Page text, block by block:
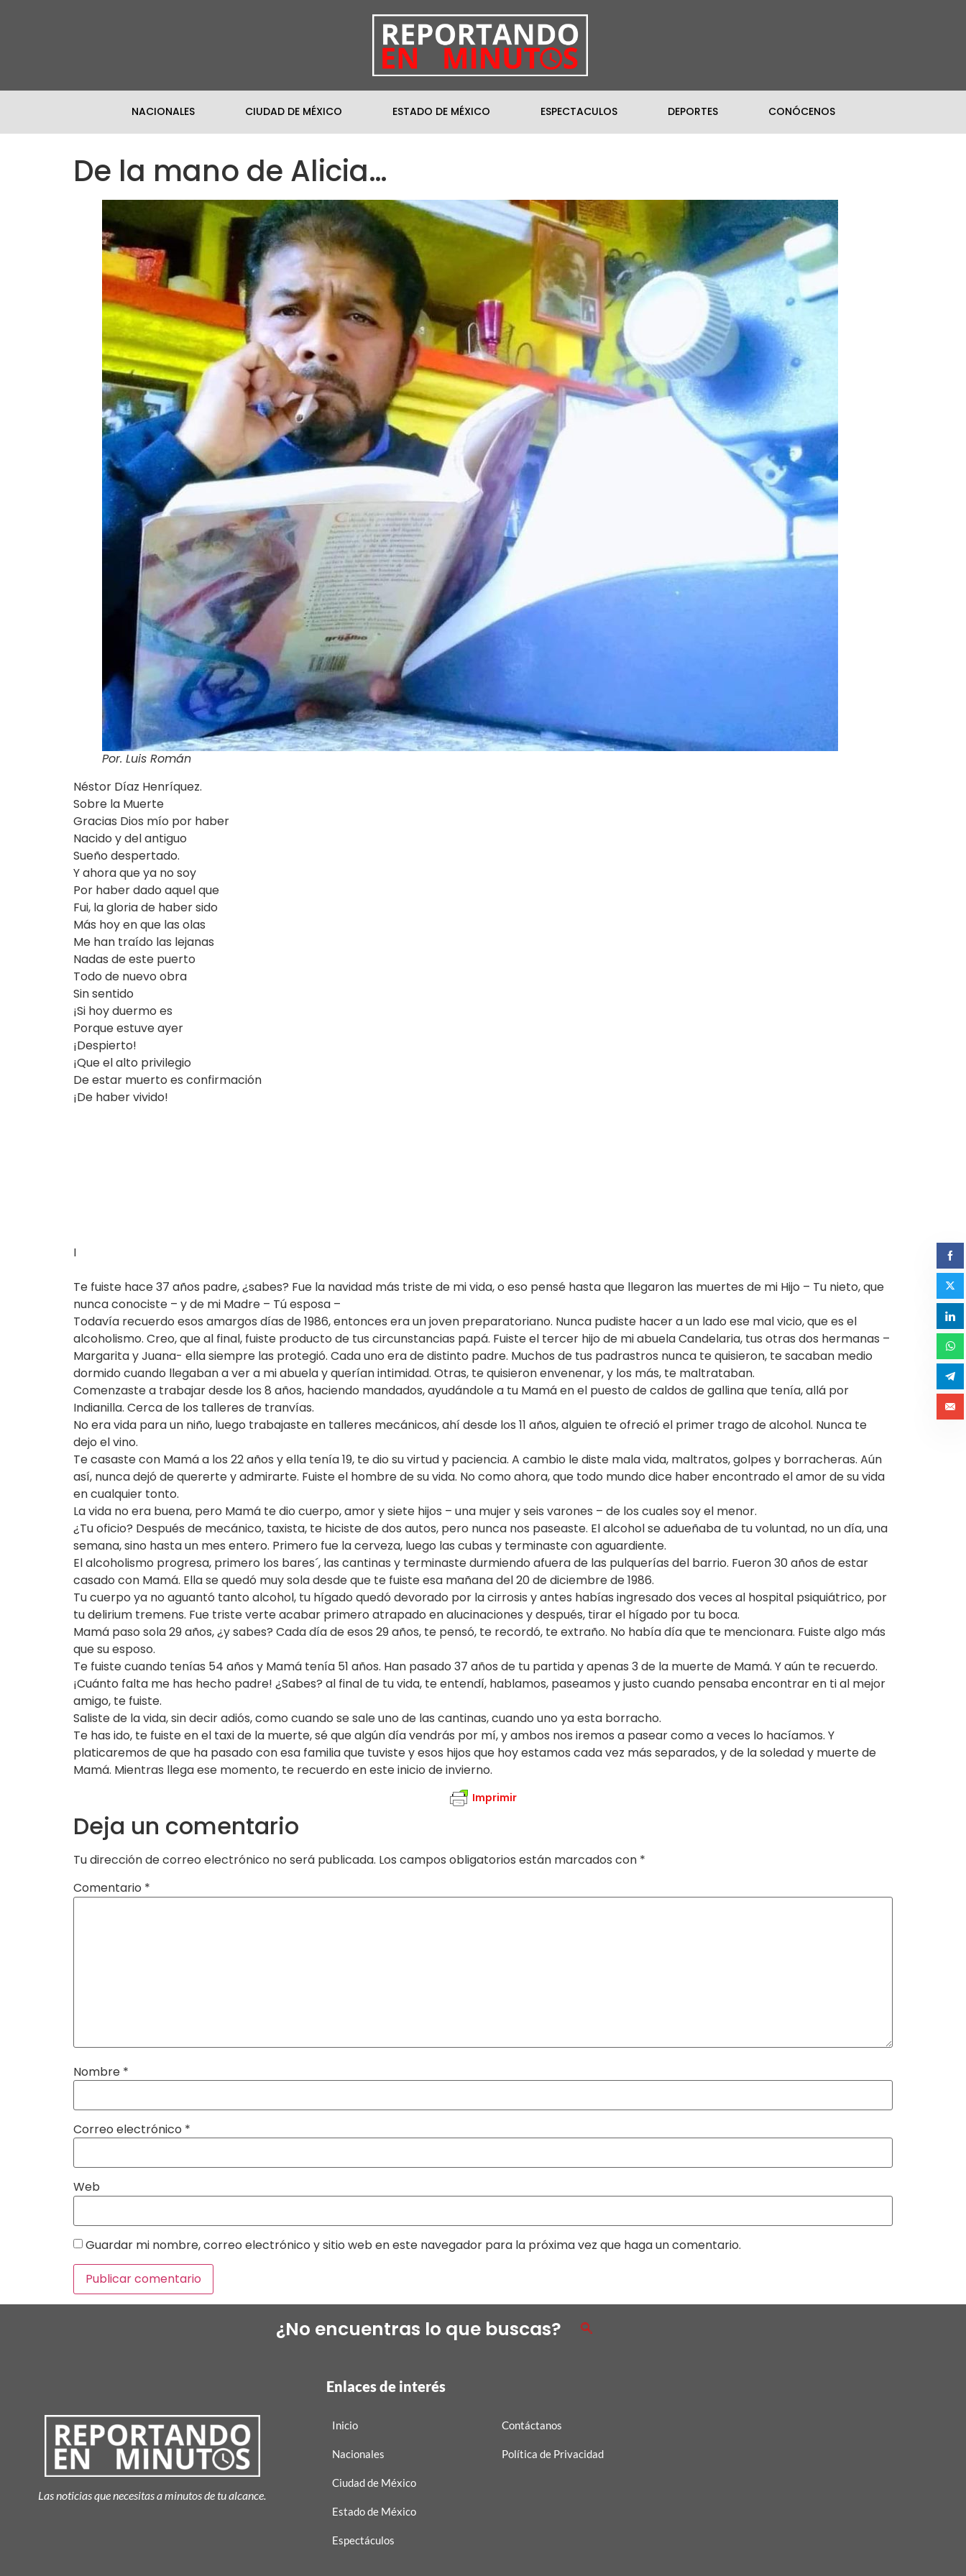
NACIONALES CIUDAD DE MÉXICO ESTADO DE MÉXICO ESPECTACULOS DEPORTES CONÓCENOS
De la mano de Alicia…
Por. Luis Román
Néstor Díaz Henríquez.
Sobre la Muerte
Gracias Dios mío por haber
Nacido y del antiguo
Sueño despertado.
Y ahora que ya no soy
Por haber dado aquel que
Fui, la gloria de haber sido
Más hoy en que las olas
Me han traído las lejanas
Nadas de este puerto
Todo de nuevo obra
Sin sentido
¡Si hoy duermo es
Porque estuve ayer
¡Despierto!
¡Que el alto privilegio
De estar muerto es confirmación
¡De haber vivido!
I
Te fuiste hace 37 años padre, ¿sabes? Fue la navidad más triste de mi vida, o eso pensé hasta que llegaron las muertes de mi Hijo – Tu nieto, que
nunca conociste – y de mi Madre – Tú esposa –
Todavía recuerdo esos amargos días de 1986, entonces era un joven preparatoriano. Nunca pudiste hacer a un lado ese mal vicio, que es el
alcoholismo. Creo, que al final, fuiste producto de tus circunstancias papá. Fuiste el tercer hijo de mi abuela Candelaria, tus otras dos hermanas –
Margarita y Juana- ella siempre las protegió. Cada uno era de distinto padre. Muchos de tus padrastros nunca te quisieron, te sacaban medio
dormido cuando llegaban a ver a mi abuela y querían intimidad. Otras, te quisieron envenenar, y los más, te maltrataban.
Comenzaste a trabajar desde los 8 años, haciendo mandados, ayudándole a tu Mamá en el puesto de caldos de gallina que tenía, allá por
Indianilla. Cerca de los talleres de tranvías.
No era vida para un niño, luego trabajaste en talleres mecánicos, ahí desde los 11 años, alguien te ofreció el primer trago de alcohol. Nunca te
dejo el vino.
Te casaste con Mamá a los 22 años y ella tenía 19, te dio su virtud y paciencia. A cambio le diste mala vida, maltratos, golpes y borracheras. Aún
así, nunca dejó de quererte y admirarte. Fuiste el hombre de su vida. No como ahora, que todo mundo dice haber encontrado el amor de su vida
en cualquier tonto.
La vida no era buena, pero Mamá te dio cuerpo, amor y siete hijos – una mujer y seis varones – de los cuales soy el menor.
¿Tu oficio? Después de mecánico, taxista, te hiciste de dos autos, pero nunca nos paseaste. El alcohol se adueñaba de tu voluntad, no un día, una
semana, sino hasta un mes entero. Primero fue la cerveza, luego las cubas y terminaste con aguardiente.
El alcoholismo progresa, primero los bares´, las cantinas y terminaste durmiendo afuera de las pulquerías del barrio. Fueron 30 años de estar
casado con Mamá. Ella se quedó muy sola desde que te fuiste esa mañana del 20 de diciembre de 1986.
Tu cuerpo ya no aguantó tanto alcohol, tu hígado quedó devorado por la cirrosis y antes habías ingresado dos veces al hospital psiquiátrico, por
tu delirium tremens. Fue triste verte acabar primero atrapado en alucinaciones y después, tirar el hígado por tu boca.
Mamá paso sola 29 años, ¿y sabes? Cada día de esos 29 años, te pensó, te recordó, te extraño. No había día que te mencionara. Fuiste algo más
que su esposo.
Te fuiste cuando tenías 54 años y Mamá tenía 51 años. Han pasado 37 años de tu partida y apenas 3 de la muerte de Mamá. Y aún te recuerdo.
¡Cuánto falta me has hecho padre! ¿Sabes? al final de tu vida, te entendí, hablamos, paseamos y justo cuando pensaba encontrar en ti al mejor
amigo, te fuiste.
Saliste de la vida, sin decir adiós, como cuando se sale uno de las cantinas, cuando uno ya esta borracho.
Te has ido, te fuiste en el taxi de la muerte, sé que algún día vendrás por mí, y ambos nos iremos a pasear como a veces lo hacíamos. Y
platicaremos de que ha pasado con esa familia que tuviste y esos hijos que hoy estamos cada vez más separados, y de la soledad y muerte de
Mamá. Mientras llega ese momento, te recuerdo en este inicio de invierno.
Imprimir
Deja un comentario
Tu dirección de correo electrónico no será publicada. Los campos obligatorios están marcados con *
Comentario *
Nombre *
Correo electrónico *
Web
Guardar mi nombre, correo electrónico y sitio web en este navegador para la próxima vez que haga un comentario.
¿No encuentras lo que buscas?
Las noticias que necesitas a minutos de tu alcance.
Enlaces de interés
Inicio
Nacionales
Ciudad de México
Estado de México
Espectáculos
Contáctanos
Política de Privacidad